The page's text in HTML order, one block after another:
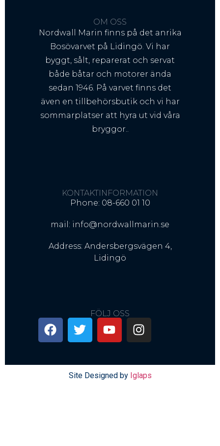
OM OSS
Nordwall Marin finns på det anrika
Bosövarvet på Lidingö. Vi har
byggt, sålt, reparerat och servat
både båtar och motorer ända
sedan 1946. På varvet finns det
även en tillbehörsbutik och vi har
sommarplatser att hyra ut vid våra
bryggor..
KONTAKTINFORMATION
Phone: 08-660 01 10
mail: info@nordwallmarin.se
Address: Andersbergsvägen 4,
Lidingö
FÖLJ OSS
Site Designed by Iglaps